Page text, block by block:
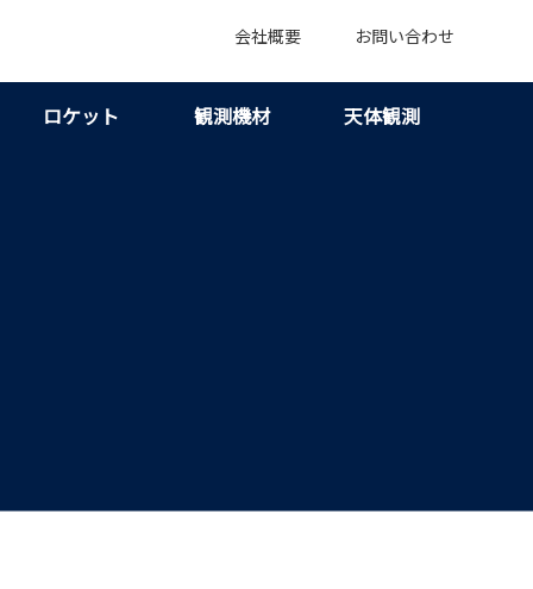
会社概要 お問い合わせ
ロケット 観測機材 天体観測